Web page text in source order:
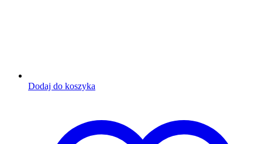
Dodaj do koszyka